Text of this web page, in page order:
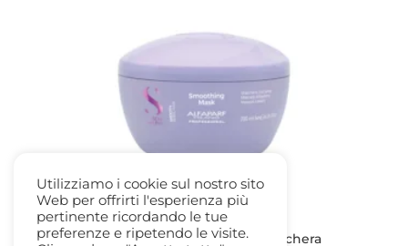
Alfaparf Semi di Lino Smoothing Maschera
Utilizziamo i cookie sul nostro sito
Web per offrirti l'esperienza più
pertinente ricordando le tue
preferenze e ripetendo le visite.